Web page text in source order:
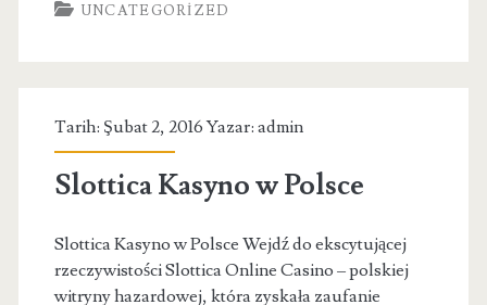
Onay
UNCATEGORIZED
Tarih: Şubat 2, 2016 Yazar: admin
Slottica Kasyno w Polsce
Slottica Kasyno w Polsce Wejdź do ekscytującej
rzeczywistości Slottica Online Casino – polskiej
witryny hazardowej, która zyskała zaufanie